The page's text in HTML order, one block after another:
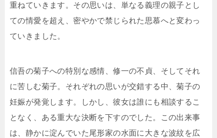
重ねていきます。その思いは、単なる義理の親子とし
ての情愛を超え、密やかで禁じられた思慕へと変わっ
ていきました。
信吾の菊子への特別な感情、修一の不貞、そしてそれ
に苦しむ菊子。それぞれの思いが交錯する中、菊子の
妊娠が発覚します。しかし、彼女は誰にも相談するこ
となく、ある重大な決断を下すのでした。この出来事
は、静かに淀んでいた尾形家の水面に大きな波紋を広